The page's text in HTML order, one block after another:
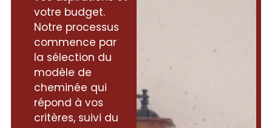
votre budget.
Notre processus
commence par
la sélection du
modèle de
cheminée qui
répond à vos
critères, suivi du